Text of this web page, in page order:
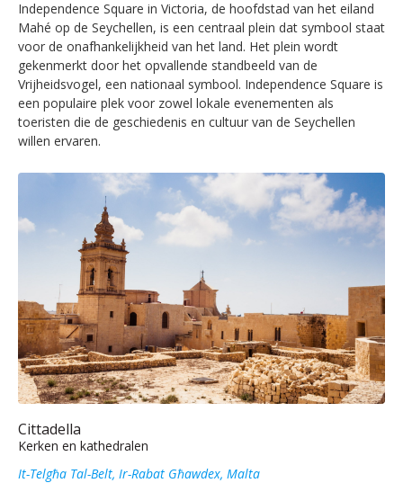
Independence Square in Victoria, de hoofdstad van het eiland
Mahé op de Seychellen, is een centraal plein dat symbool staat
voor de onafhankelijkheid van het land. Het plein wordt
gekenmerkt door het opvallende standbeeld van de
Vrijheidsvogel, een nationaal symbool. Independence Square is
een populaire plek voor zowel lokale evenementen als
toeristen die de geschiedenis en cultuur van de Seychellen
willen ervaren.
Cittadella
Kerken en kathedralen
It-Telgħa Tal-Belt, Ir-Rabat Għawdex, Malta